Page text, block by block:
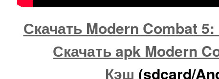
Скачать Modern Combat
Скачать apk Modern
Кэш (sdcard/